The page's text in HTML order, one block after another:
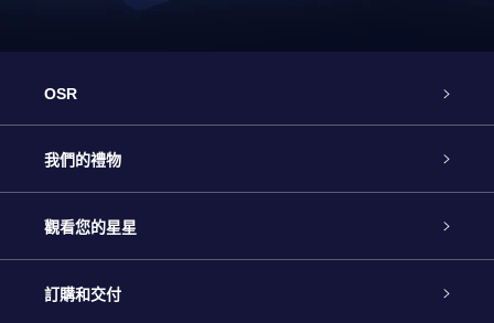
OSR
客戶服務
聯繫我們
博客
我們的禮物
Online Star禮物
OSR禮物包
觀看您的星星
星星注册
訂購和交付